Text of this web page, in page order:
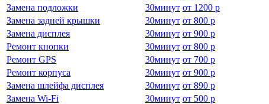
Замена подложки
30минут от 1200 р
Замена задней крышки
30минут от 800 р
Замена дисплея
30минут от 900 р
Ремонт кнопки
30минут от 800 р
Ремонт GPS
30минут от 700 р
Ремонт корпуса
30минут от 900 р
Замена шлейфа дисплея
30минут от 890 р
Замена Wi-Fi
30минут от 500 р